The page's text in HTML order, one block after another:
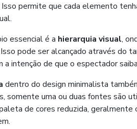
Isso permite que cada elemento
essencial é a hierarquia visual,
pode ser alcançado através do
a intenção de que o espectador
dentro do design minimalista
somente uma ou duas fontes são
de cores reduzida, geralmente